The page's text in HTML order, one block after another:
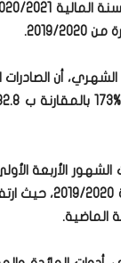
أن